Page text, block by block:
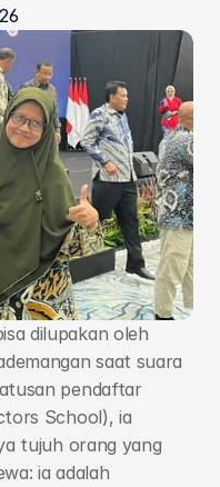
dilupakan oleh
saat suara
pendaftar
School), ia
tujuh orang yang
ia adalah